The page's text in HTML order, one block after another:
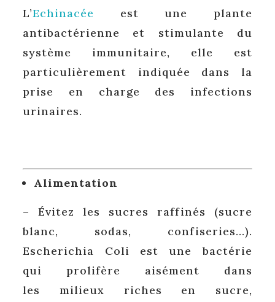
L’Echinacée
est une plante
antibactérienne et stimulante du
système immunitaire, elle est
particulièrement indiquée dans la
prise en charge des infections
urinaires.
Alimentation
– Évitez les sucres raffinés (sucre
blanc, sodas, confiseries…).
Escherichia Coli est une bactérie
qui prolifère aisément dans
les milieux riches en sucre,